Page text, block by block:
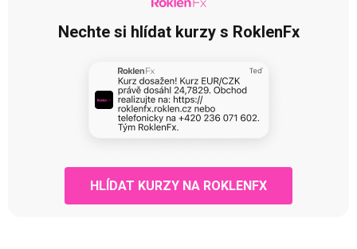
Nechte si hlídat kurzy s RoklenFx
HLÍDAT KURZY NA ROKLENFX